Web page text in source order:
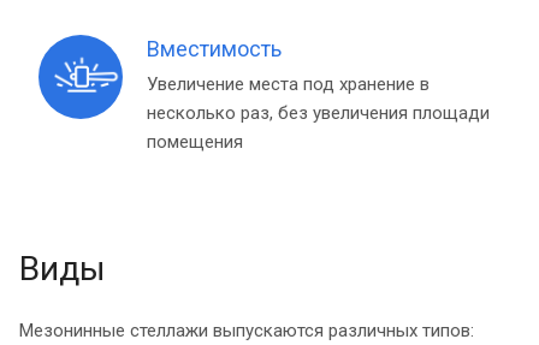
Вместимость
Увеличение места под хранение в
несколько раз, без увеличения площади
помещения
Виды
Мезонинные стеллажи выпускаются различных типов: